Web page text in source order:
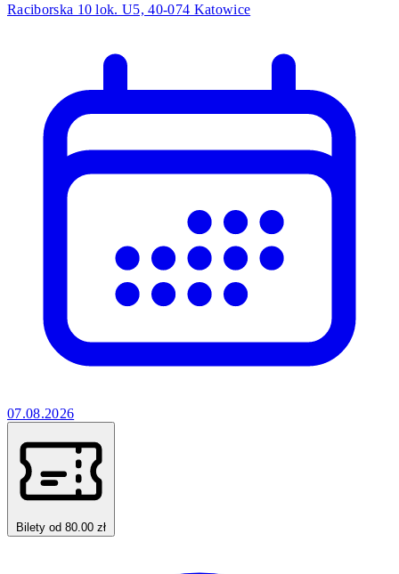
Raciborska 10 lok. U5, 40-074 Katowice
07.08.2026
Bilety od 80.00 zł